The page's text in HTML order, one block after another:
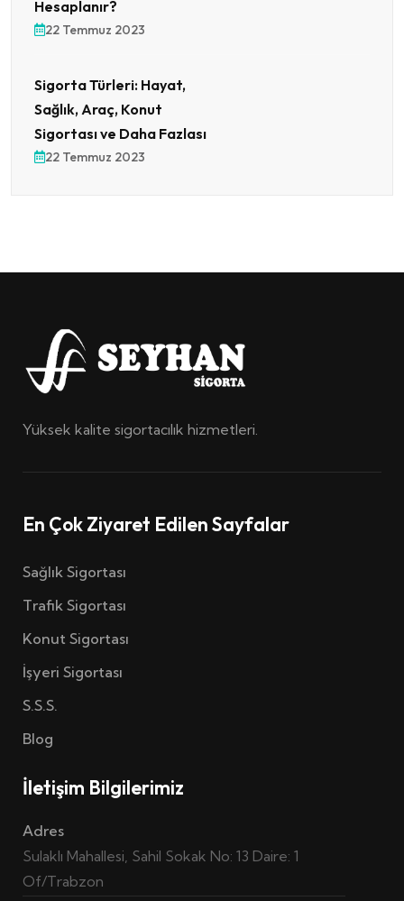
Hesaplanır?
22 Temmuz 2023
Sigorta Türleri: Hayat,
Sağlık, Araç, Konut
Sigortası ve Daha Fazlası
22 Temmuz 2023
Yüksek kalite sigortacılık hizmetleri.
En Çok Ziyaret Edilen Sayfalar
Sağlık Sigortası
Trafik Sigortası
Konut Sigortası
İşyeri Sigortası
S.S.S.
Blog
İletişim Bilgilerimiz
Adres
Sulaklı Mahallesi, Sahil Sokak No: 13 Daire: 1
Of/Trabzon